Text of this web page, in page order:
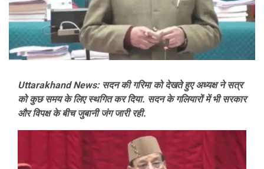
Uttarakhand News: सदन की गरिमा को देखते हुए अध्यक्ष ने सत्र
को कुछ समय के लिए स्थगित कर दिया. सदन के गलियारों में भी सरकार
और विपक्ष के बीच जुबानी जंग जारी रही.